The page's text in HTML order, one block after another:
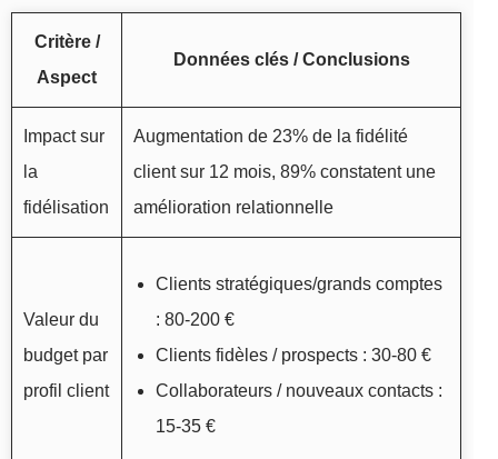
Critère /
Aspect
Données clés / Conclusions
Impact sur
la
fidélisation
Augmentation de 23% de la fidélité
client sur 12 mois, 89% constatent une
amélioration relationnelle
Valeur du
budget par
profil client
Clients stratégiques/grands comptes
: 80-200 €
Clients fidèles / prospects : 30-80 €
Collaborateurs / nouveaux contacts :
15-35 €